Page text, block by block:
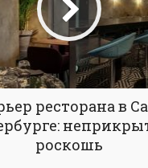
ресторана в
роскошь